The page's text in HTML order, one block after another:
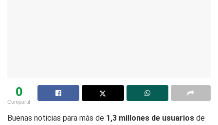
0
Compartit
Buenas noticias para más de 1,3 millones de usuarios de